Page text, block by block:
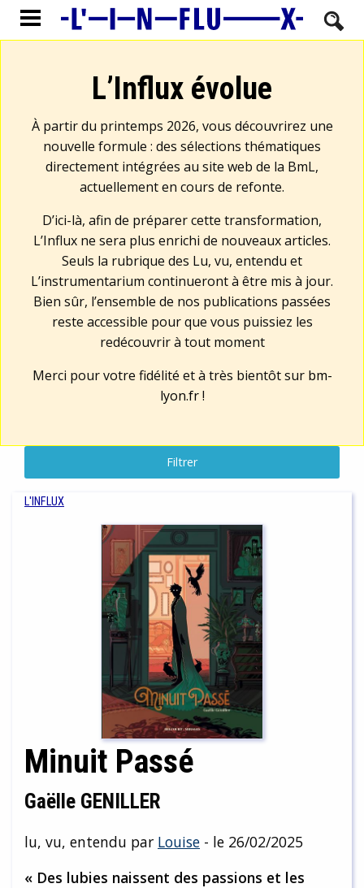
L’Influx évolue
À partir du printemps 2026, vous découvrirez une
nouvelle formule : des sélections thématiques
directement intégrées au site web de la BmL,
actuellement en cours de refonte.
D’ici-là, afin de préparer cette transformation,
L’Influx ne sera plus enrichi de nouveaux articles.
Seuls la rubrique des Lu, vu, entendu et
L’instrumentarium continueront à être mis à jour.
Bien sûr, l’ensemble de nos publications passées
reste accessible pour que vous puissiez les
redécouvrir à tout moment
Merci pour votre fidélité et à très bientôt sur bm-
lyon.fr!
Filtrer
L'INFLUX
Minuit Passé
Gaëlle GENILLER
lu, vu, entendu par Louise - le 26/02/2025
« Des lubies naissent des passions et les